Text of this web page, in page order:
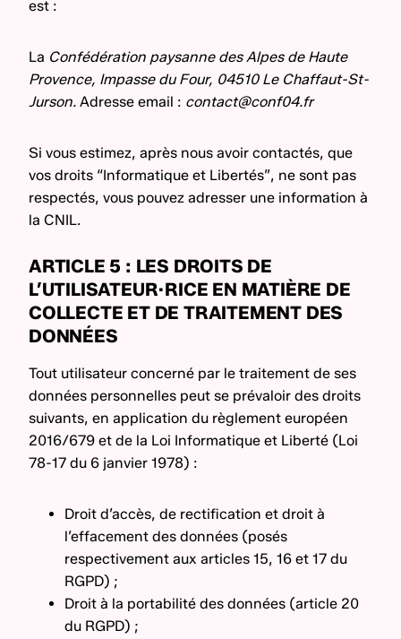
est :
La Confédération paysanne des Alpes de Haute
Provence, Impasse du Four, 04510 Le Chaffaut-St-
Jurson. Adresse email : contact@conf04.fr
Si vous estimez, après nous avoir contactés, que
vos droits “Informatique et Libertés”, ne sont pas
respectés, vous pouvez adresser une information à
la CNIL.
ARTICLE 5 : LES DROITS DE
L’UTILISATEUR·RICE EN MATIÈRE DE
COLLECTE ET DE TRAITEMENT DES
DONNÉES
Tout utilisateur concerné par le traitement de ses
données personnelles peut se prévaloir des droits
suivants, en application du règlement européen
2016/679 et de la Loi Informatique et Liberté (Loi
78-17 du 6 janvier 1978) :
Droit d’accès, de rectification et droit à
l’effacement des données (posés
respectivement aux articles 15, 16 et 17 du
RGPD) ;
Droit à la portabilité des données (article 20
du RGPD) ;